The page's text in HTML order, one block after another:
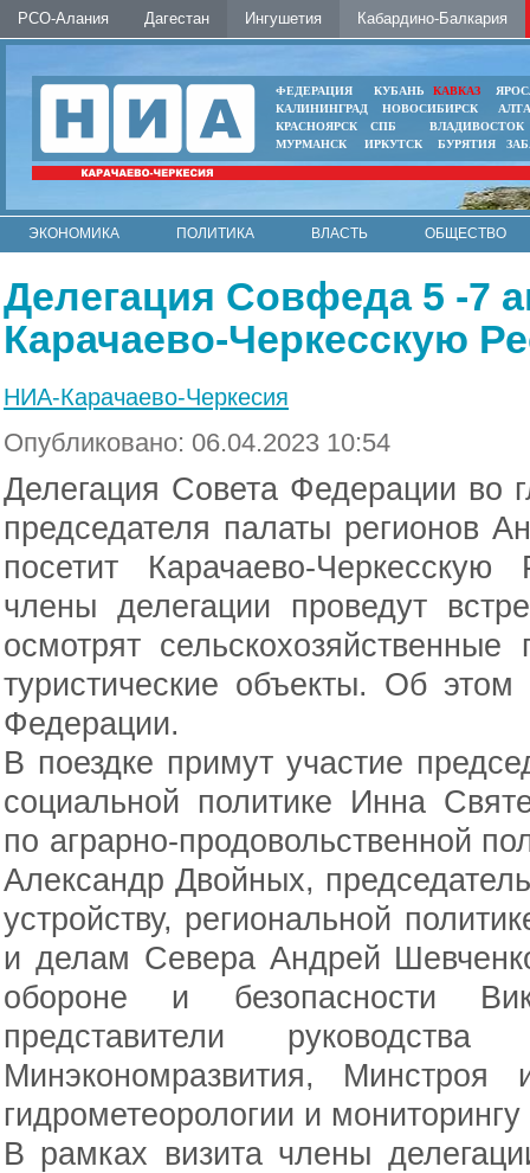
РСО-Алания Дагестан Ингушетия Кабардино-Балкария
ФЕДЕРАЦИЯ КУБАНЬ КАВКАЗ
КАЛИНИНГРАД
НОВОСИБИРСК
КРАСНОЯРСК
СПБ
ВЛАДИВОСТОК
МУРМАНСК
ИРКУТСК БУРЯТИЯ
ЭКОНОМИКА ПОЛИТИКА ВЛАСТЬ
ОБЩЕСТВО
Делегация Совфеда 5 -7
Карачаево-Черкесскую
НИА-Карачаево-Черкесия
Опубликовано: 06.04.2023 10:54
Делегация Совета Федерации во
председателя палаты регионов
посетит Карачаево-
члены делегации проведут
осмотрят
туристические объекты. Об
Федерации.
В поездке примут участие
социальной политике Инна
по аграрно-продовольственной
Александр Двойных,
устройству, региональной
и делам Севера Андрей
обороне и безопасности
представители
Минэкономразвития,
гидрометеорологии и
В рамках визита члены